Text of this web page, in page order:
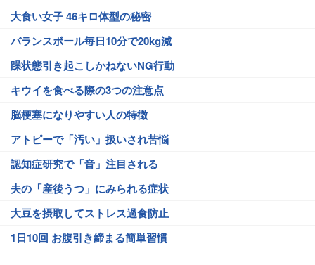
大食い女子 46キロ体型の秘密
バランスボール毎日10分で20kg減
躁状態引き起こしかねないNG行動
キウイを食べる際の3つの注意点
脳梗塞になりやすい人の特徴
アトピーで「汚い」扱いされ苦悩
認知症研究で「音」注目される
夫の「産後うつ」にみられる症状
大豆を摂取してストレス過食防止
1日10回 お腹引き締まる簡単習慣